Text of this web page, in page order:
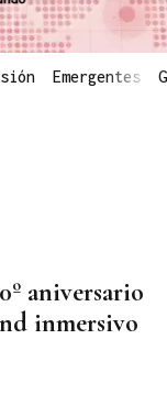
Emergentes
aniversario
inmersivo